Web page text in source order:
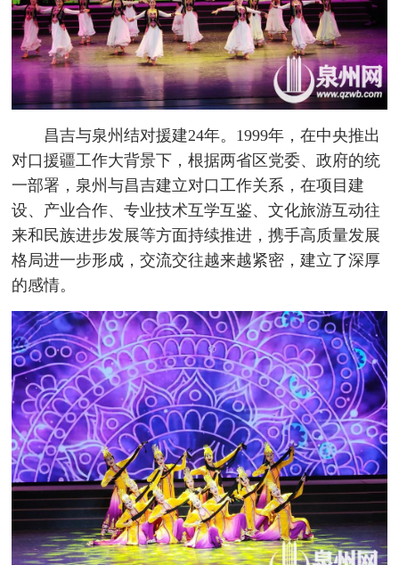
昌吉与泉州结对援建24年。1999年，在中央推出
对口援疆工作大背景下，根据两省区党委、政府的统
一部署，泉州与昌吉建立对口工作关系，在项目建
设、产业合作、专业技术互学互鉴、文化旅游互动往
来和民族进步发展等方面持续推进，携手高质量发展
格局进一步形成，交流交往越来越紧密，建立了深厚
的感情。